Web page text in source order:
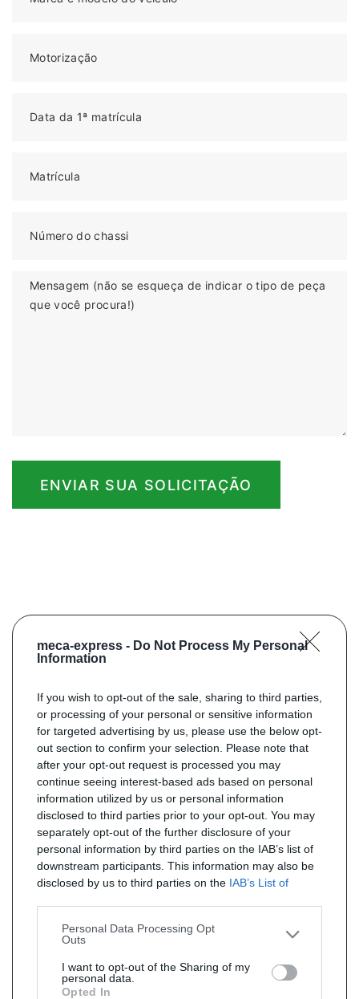
meca-express - Do Not Process My Personal
Information
If you wish to opt-out of the sale, sharing to third parties,
or processing of your personal or sensitive information
for targeted advertising by us, please use the below opt-
out section to confirm your selection. Please note that
after your opt-out request is processed you may
continue seeing interest-based ads based on personal
information utilized by us or personal information
disclosed to third parties prior to your opt-out. You may
separately opt-out of the further disclosure of your
personal information by third parties on the IAB’s list of
downstream participants. This information may also be
disclosed by us to third parties on the IAB’s List of
Personal Data Processing Opt
Outs
I want to opt-out of the Sharing of my
personal data.
Opted In
Motorização
Data da 1ª matrícula
Matrícula
Número do chassi
Mensagem (não se esqueça de indicar o tipo de peça
que você procura!)
ENVIAR SUA SOLICITAÇÃO